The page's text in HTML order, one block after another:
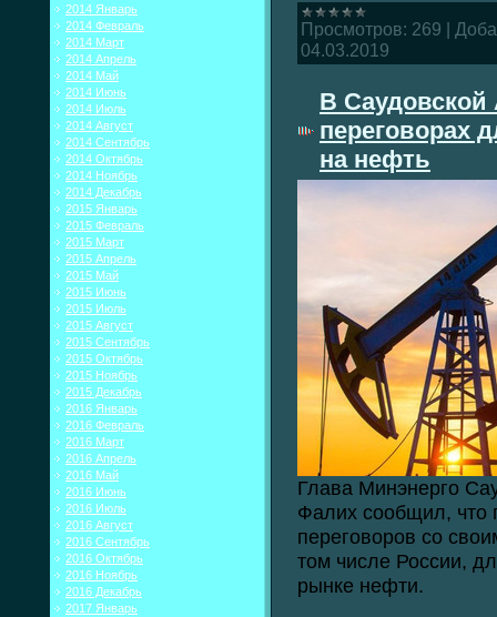
2014 Январь
2014 Февраль
2014 Март
2014 Апрель
2014 Май
2014 Июнь
2014 Июль
2014 Август
2014 Сентябрь
2014 Октябрь
2014 Ноябрь
2014 Декабрь
2015 Январь
2015 Февраль
2015 Март
2015 Апрель
2015 Май
2015 Июнь
2015 Июль
2015 Август
2015 Сентябрь
2015 Октябрь
2015 Ноябрь
2015 Декабрь
2016 Январь
2016 Февраль
2016 Март
2016 Апрель
2016 Май
2016 Июнь
2016 Июль
2016 Август
2016 Сентябрь
2016 Октябрь
2016 Ноябрь
2016 Декабрь
2017 Январь
Просмотров: 269 |
04.03.2019
В
переговорах
на нефть
Глава Минэнерго
Фалих сообщил, что
переговоров со
том числе России,
рынке нефти.